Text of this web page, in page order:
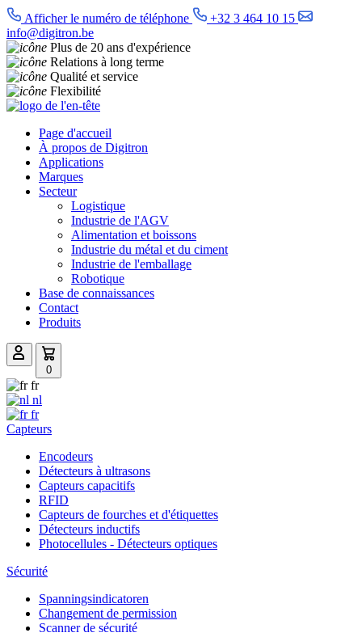
Afficher le numéro de téléphone
+32 3 464 10 15
info@digitron.be
Plus de 20 ans d'expérience
Relations à long terme
Qualité et service
Flexibilité
Page d'accueil
À propos de Digitron
Applications
Marques
Secteur
Logistique
Industrie de l'AGV
Alimentation et boissons
Industrie du métal et du ciment
Industrie de l'emballage
Robotique
Base de connaissances
Contact
Produits
0
fr
nl
fr
Capteurs
Encodeurs
Détecteurs à ultrasons
Capteurs capacitifs
RFID
Capteurs de fourches et d'étiquettes
Détecteurs inductifs
Photocellules - Détecteurs optiques
Sécurité
Spanningsindicatoren
Changement de permission
Scanner de sécurité